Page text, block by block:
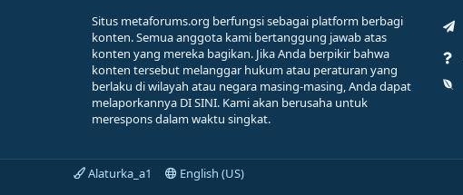
Situs metaforums.org berfungsi sebagai platform berbagi
konten. Semua anggota kami bertanggung jawab atas
konten yang mereka bagikan. Jika Anda berpikir bahwa
konten tersebut melanggar hukum atau peraturan yang
berlaku di wilayah atau negara masing-masing, Anda dapat
melaporkannya DI SINI. Kami akan berusaha untuk
merespons dalam waktu singkat.
Alaturka_a1 English (US)